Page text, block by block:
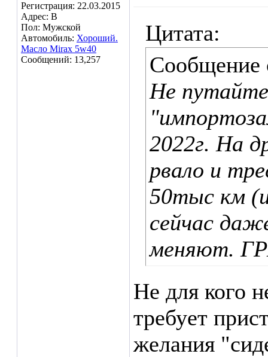
Регистрация: 22.03.2015
Адрес: В
Пол: Мужской
Автомобиль: Хороший.
Масло Mirax 5w40
Сообщений: 13,257
Цитата:
Сообщение
Не
2022г. На
рвало и
50тыс км
сейчас
меняют.
Не для кого
требует
желания